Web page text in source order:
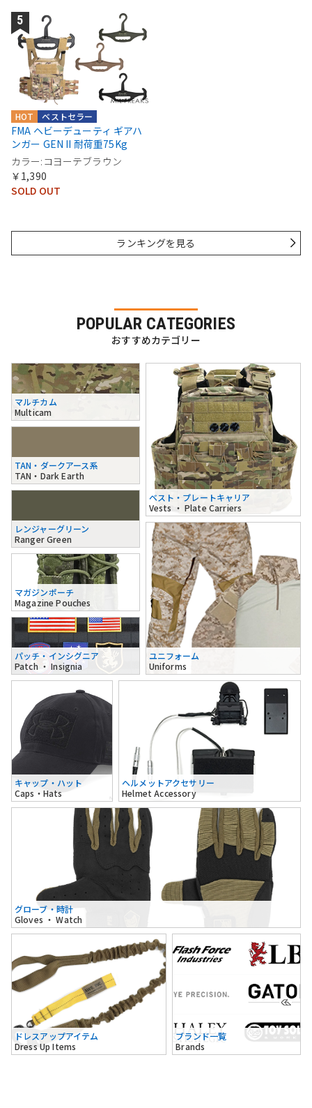
ベストセラー
HOT
FMA ヘビーデューティ ギアハ
ンガー GEN II 耐荷重75Kg
カラー:コヨーテブラウン
￥1,390
SOLD OUT
ランキングを見る
POPULAR CATEGORIES
おすすめカテゴリー
マルチカム
Multicam
TAN・ダークアース系
TAN・Dark Earth
レンジャーグリーン
Ranger Green
ベスト・プレートキャリア
Vests ・ Plate Carriers
マガジンポーチ
Magazine Pouches
パッチ・インシグニア
Patch ・ Insignia
ユニフォーム
Uniforms
キャップ・ハット
Caps・Hats
ヘルメットアクセサリー
Helmet Accessory
グローブ・時計
Gloves ・ Watch
ドレスアップアイテム
Dress Up Items
ブランド一覧
Brands